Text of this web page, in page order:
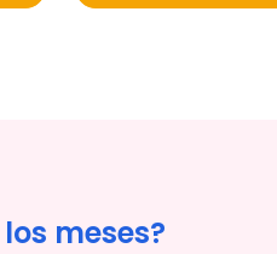
meses?